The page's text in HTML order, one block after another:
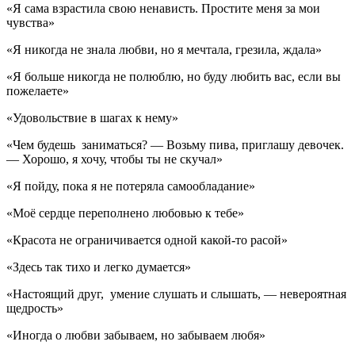
«Я сама взрастила свою ненависть. Простите меня за мои
чувства»
«Я никогда не знала любви, но я мечтала, грезила, ждала»
«Я больше никогда не полюблю, но буду любить вас, если вы
пожелаете»
«Удовольствие в шагах к нему»
«Чем будешь заниматься? — Возьму пива, приглашу девочек.
— Хорошо, я хочу, чтобы ты не скучал»
«Я пойду, пока я не потеряла самообладание»
«Моё сердце переполнено любовью к тебе»
«Красота не ограничивается одной какой-то расой»
«Здесь так тихо и легко думается»
«Настоящий друг, умение слушать и слышать, — невероятная
щедрость»
«Иногда о любви забываем, но забываем любя»